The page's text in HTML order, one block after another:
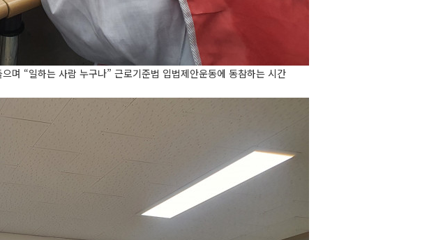
며 “일하는 사람 누구나” 근로기준법 입법제안운동에 동참하는 시간